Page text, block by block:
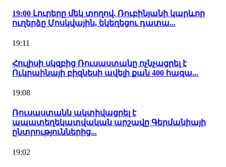
19:00 Լուրերը մեկ տողով. Ռուբինյանի կարևոր
ուղերձը Մոսկվային, եկեղեցու դատա...
19:11
Հուլիսի սկզբից Ռուսաստանը ոչնչացրել է
Ուկրաինայի բիզնեսի ավելի քան 400 հազա...
19:08
Ռուսաստանն ակտիվացրել է
ապատեղեկատվական արշավը Գերմանիայի
ընտրություններից...
19:02